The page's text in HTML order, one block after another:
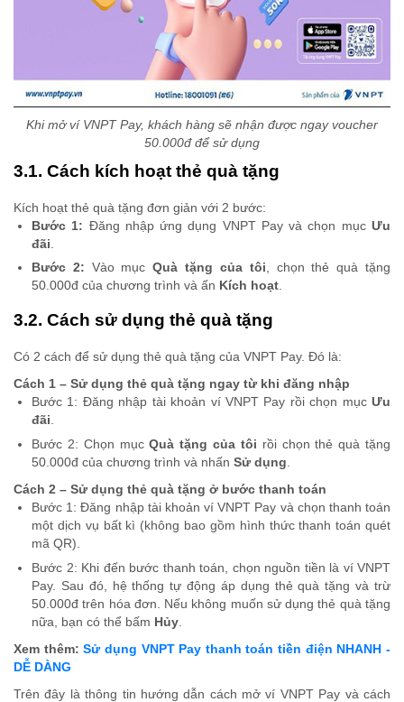
Khi mở ví VNPT Pay, khách hàng sẽ nhận được ngay voucher
50.000đ để sử dụng
3.1. Cách kích hoạt thẻ quà tặng
Kích hoạt thẻ quà tặng đơn giản với 2 bước:
Bước 1: Đăng nhập ứng dụng VNPT Pay và chọn mụcƯu
đãi
Bước 2: Vào mụcQuà tặng của tôi, chọn thẻ quà tặng
50.000đ của chương trình và ấn Kích hoạt.
3.2. Cách sử dụng thẻ quà tặng
Có 2 cách để sử dụng thẻ quà tặng của VNPT Pay. Đó là:
Cách 1 – Sử dụng thẻ quà tặng ngay từ khi đăng nhập
Bước 1: Đăng nhập tài khoản ví VNPT Pay rồi chọn mục Ưu
đãi.
Bước 2: Chọn mụcQuà tặng của tôi rồi chọn thẻ quà tặng
50.000đ của chương trình và nhấn Sử dụng
Cách 2 – Sử dụng thẻ quà tặng ở bước thanh toán
Bước 1: Đăng nhập tài khoản ví VNPT Pay và chọn thanh toán
một dịch vụ bất kì (không bao gồm hình thức thanh toán quét
mã QR).
Bước 2: Khi đến bước thanh toán, chọn nguồn tiền là ví VNPT
Pay. Sau đó, hệ thống tự động áp dụng thẻ quà tặng và trừ
50.000đ trên hóa đơn. Nếu không muốn sử dụng thẻ quà tặng
nữa, bạn có thể bấm Hủy
Xem thêm:Sử dụng VNPT Pay thanh toán tiền điện NHANH -
DỄ DÀNG
Trên đây là thông tin hướng dẫn cách mở ví VNPT Pay và cách